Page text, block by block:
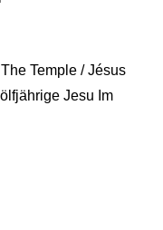
Temple / Jésus
Jesu Im